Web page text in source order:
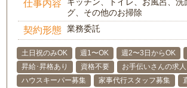
仕事内容
キッチン、トイレ、お風呂、洗
グ、その他のお掃除
契約形態 業務委託
土日祝のみOK 週1〜OK 週2〜3日からOK
昇給･昇格あり
資格不要
お手伝いさんの求人
ハウスキーパー募集
家事代行スタッフ募集